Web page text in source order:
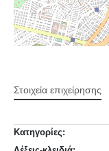
Στοιχεία επιχείρησης
Κατηγορίες: